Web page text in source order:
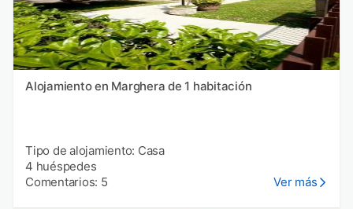
Alojamiento en Marghera de 1 habitación
Tipo de alojamiento: Casa
4 huéspedes
Comentarios: 5
Ver más